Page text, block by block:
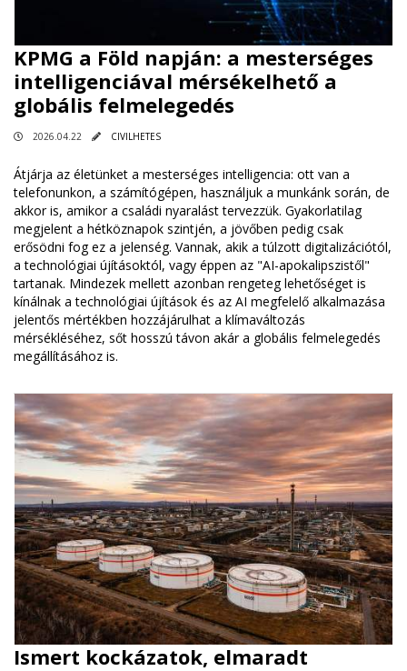
KPMG a Föld napján: a mesterséges
intelligenciával mérsékelhető a
globális felmelegedés
2026.04.22 CIVILHETES
Átjárja az életünket a mesterséges intelligencia: ott van a
telefonunkon, a számítógépen, használjuk a munkánk során, de
akkor is, amikor a családi nyaralást tervezzük. Gyakorlatilag
megjelent a hétköznapok szintjén, a jövőben pedig csak
erősödni fog ez a jelenség. Vannak, akik a túlzott digitalizációtól,
a technológiai újításoktól, vagy éppen az "AI-apokalipszistől"
tartanak. Mindezek mellett azonban rengeteg lehetőséget is
kínálnak a technológiai újítások és az AI megfelelő alkalmazása
jelentős mértékben hozzájárulhat a klímaváltozás
mérsékléséhez, sőt hosszú távon akár a globális felmelegedés
megállításához is.
Ismert kockázatok, elmaradt